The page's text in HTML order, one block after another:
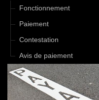
Fonctionnement
Paiement
Contestation
Avis de paiement